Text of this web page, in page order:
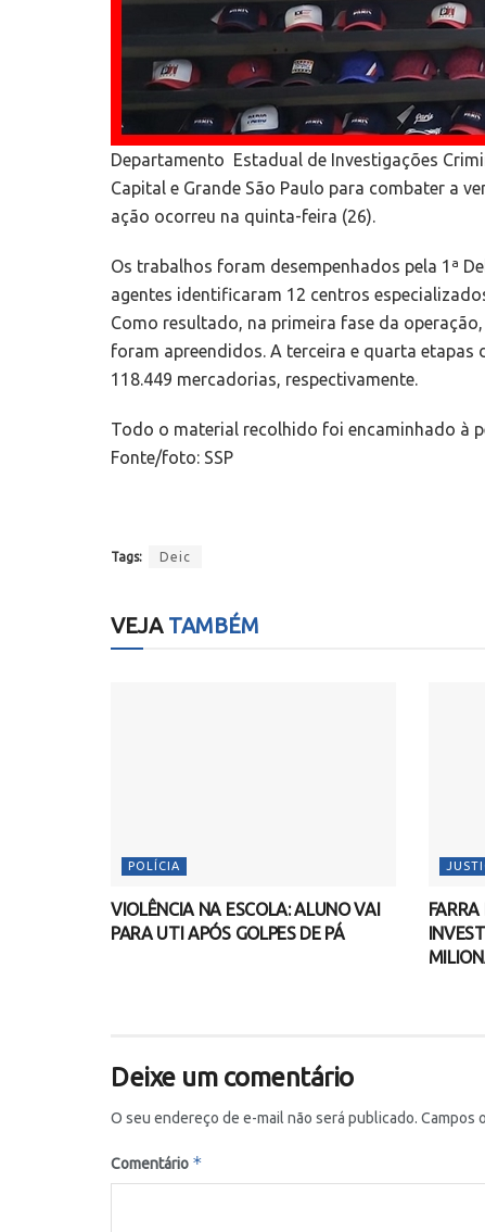
Departamento Estadual de Investigações
Capital e Grande São Paulo para combater a
ação ocorreu na quinta-feira (26).
Os trabalhos foram desempenhados pela 1ª
agentes identificaram 12 centros
Como resultado, na primeira fase da
foram apreendidos. A terceira e quarta etapas
118.449 mercadorias, respectivamente.
Todo o material recolhido foi encaminhado à
Fonte/foto: SSP
Tags: Deic
VEJATAMBÉM
POLÍCIA
VIOLÊNCIA NA ESCOLA: ALUNO VAI
PARA UTI APÓS GOLPES DE PÁ
Deixe um comentário
O seu endereço de e-mail não será publicado. Campos
Comentário *